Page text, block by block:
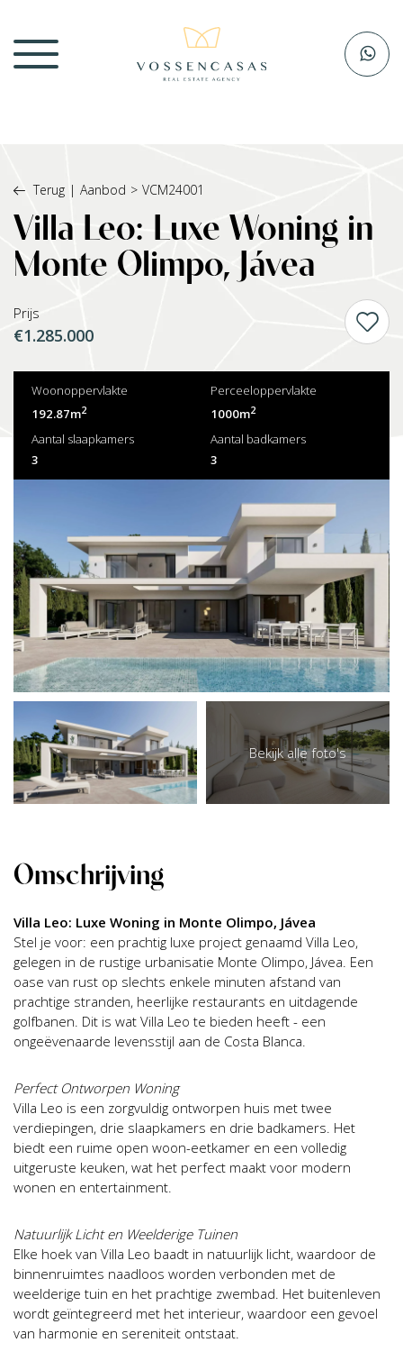
Terug | Aanbod > VCM24001
Villa Leo: Luxe Woning in
Monte Olimpo, Jávea
Prijs
€1.285.000
Woonoppervlakte
192.87m2
Perceeloppervlakte
1000m2
Aantal slaapkamers
3
Aantal badkamers
3
Bekijk alle foto's
Omschrijving
Villa Leo: Luxe Woning in Monte Olimpo, Jávea
Stel je voor: een prachtig luxe project genaamd Villa Leo,
gelegen in de rustige urbanisatie Monte Olimpo, Jávea. Een
oase van rust op slechts enkele minuten afstand van
prachtige stranden, heerlijke restaurants en uitdagende
golfbanen. Dit is wat Villa Leo te bieden heeft - een
ongeëvenaarde levensstijl aan de Costa Blanca.
Perfect Ontworpen Woning
Villa Leo is een zorgvuldig ontworpen huis met twee
verdiepingen, drie slaapkamers en drie badkamers. Het
biedt een ruime open woon-eetkamer en een volledig
uitgeruste keuken, wat het perfect maakt voor modern
wonen en entertainment.
Natuurlijk Licht en Weelderige Tuinen
Elke hoek van Villa Leo baadt in natuurlijk licht, waardoor de
binnenruimtes naadloos worden verbonden met de
weelderige tuin en het prachtige zwembad. Het buitenleven
wordt geïntegreerd met het interieur, waardoor een gevoel
van harmonie en sereniteit ontstaat.